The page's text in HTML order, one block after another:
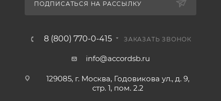
ПОДПИСАТЬСЯ НА РАССЫЛКУ
8 (800) 770-0-415 ЗАКАЗАТЬ ЗВОНОК
info@accordsb.ru
129085, г. Москва, Годовикова ул., д. 9,
стр. 1, пом. 2.2